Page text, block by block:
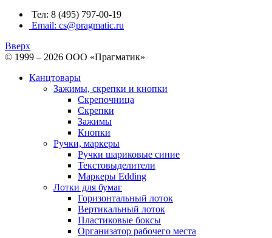
Тел: 8 (495) 797-00-19
Email: cs@pragmatic.ru
Вверх
© 1999 – 2026 ООО «Прагматик»
Канцтовары
Зажимы, скрепки и кнопки
Скрепочница
Скрепки
Зажимы
Кнопки
Ручки, маркеры
Ручки шариковые синие
Текстовыделители
Маркеры Edding
Лотки для бумаг
Горизонтальный лоток
Вертикальный лоток
Пластиковые боксы
Организатор рабочего места